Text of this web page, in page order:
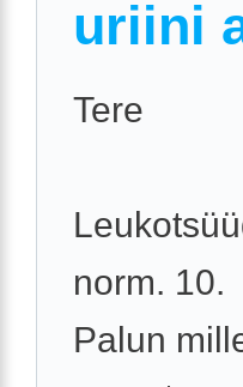
uriini
Tere
norm. 10.
Palun